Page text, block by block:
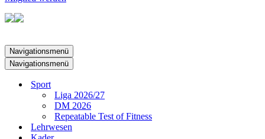
Navigationsmenü
Navigationsmenü
Sport
Liga 2026/27
DM 2026
Repeatable Test of Fitness
Lehrwesen